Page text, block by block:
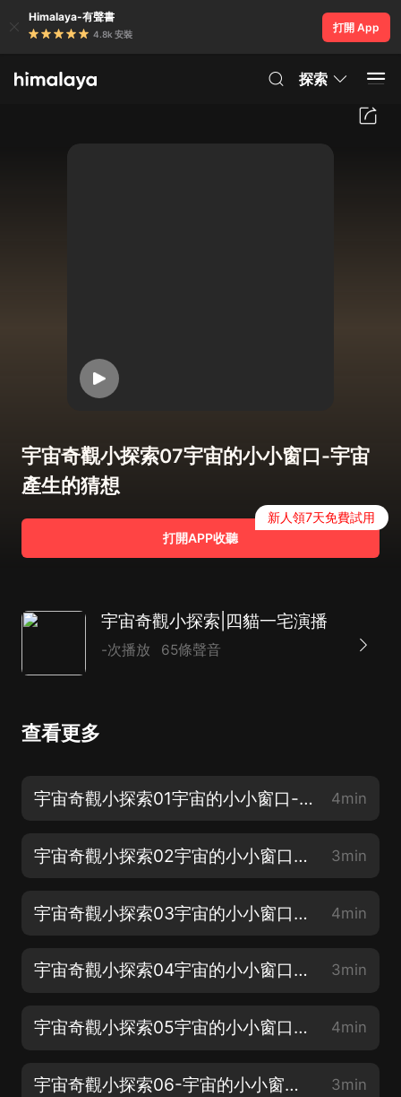
Himalaya-有聲書
4.8k 安裝
打開 App
探索
宇宙奇觀小探索07宇宙的小小窗口-宇宙
產生的猜想
打開APP收聽
新人領7天免費試用
宇宙奇觀小探索|四貓一宅演播
-次播放 65條聲音
查看更多
宇宙奇觀小探索01宇宙的小小窗口-宇宙的主宰是誰 4min
宇宙奇觀小探索02宇宙的小小窗口-宇宙的範圍有多大 3min
宇宙奇觀小探索03宇宙的小小窗口- 宇宙有無邊界 4min
宇宙奇觀小探索04宇宙的小小窗口-是否存在多重宇宙 3min
宇宙奇觀小探索05宇宙的小小窗口-宇宙的年齡之謎 4min
宇宙奇觀小探索06-宇宙的小小窗口-宇宙的誕生與消亡 3min